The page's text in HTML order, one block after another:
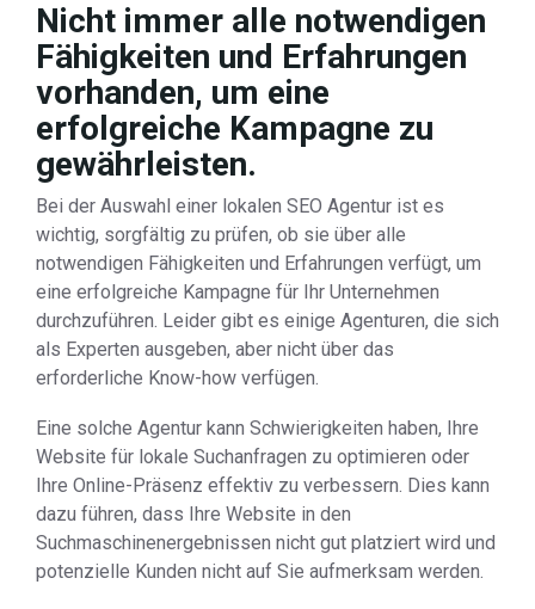
Nicht immer alle notwendigen
Fähigkeiten und Erfahrungen
vorhanden, um eine
erfolgreiche Kampagne zu
gewährleisten.
Bei der Auswahl einer lokalen SEO Agentur ist es
wichtig, sorgfältig zu prüfen, ob sie über alle
notwendigen Fähigkeiten und Erfahrungen verfügt, um
eine erfolgreiche Kampagne für Ihr Unternehmen
durchzuführen. Leider gibt es einige Agenturen, die sich
als Experten ausgeben, aber nicht über das
erforderliche Know-how verfügen.
Eine solche Agentur kann Schwierigkeiten haben, Ihre
Website für lokale Suchanfragen zu optimieren oder
Ihre Online-Präsenz effektiv zu verbessern. Dies kann
dazu führen, dass Ihre Website in den
Suchmaschinenergebnissen nicht gut platziert wird und
potenzielle Kunden nicht auf Sie aufmerksam werden.